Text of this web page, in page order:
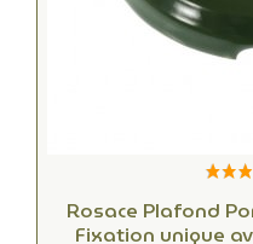
Rosace Plafond
Fixation unique